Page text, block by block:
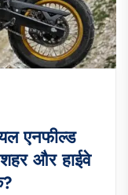
एनफील्ड
और हाईवे